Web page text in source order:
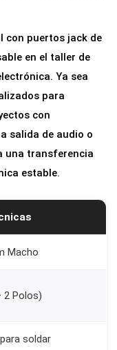
con puertos jack de
en el taller de
Ya sea
para
con
salida de audio o
una transferencia
estable.
Macho
2 Polos)
soldar